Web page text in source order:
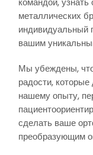
металлических
индивидуальный
вашим
Мы убеждены,
радости,
нашему опыту,
сделать ваше
преобразующим